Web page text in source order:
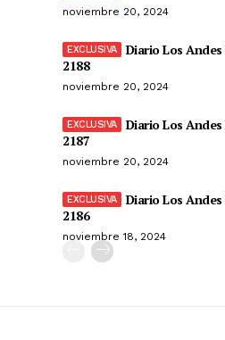
noviembre 20, 2024
Diario Los
2188
noviembre 20, 2024
Diario Los
2187
noviembre 20, 2024
Diario Los
2186
noviembre 18, 2024